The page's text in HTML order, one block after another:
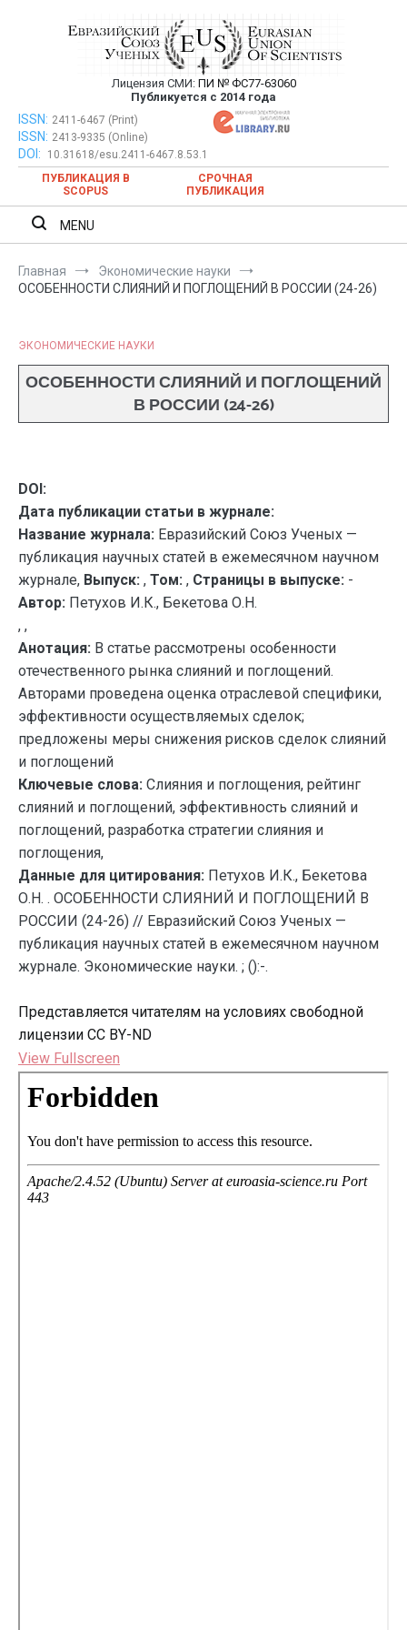
Евразийский Союз Ученых —
публикация научных статей в
ежемесячном научном журнале
Лицензия СМИ: ПИ № ФС77-63060
Публикуется с 2014 года
Евразийский Союз Ученых — публикация научных статей в
ежемесячном научном журнале
ISSN: 2411-6467 (Print)
ISSN: 2413-9335 (Online)
DOI:
10.31618/esu.2411-6467.8.53.1
ПУБЛИКАЦИЯ В
SCOPUS
СРОЧНАЯ
ПУБЛИКАЦИЯ
MENU
Главная
Экономические науки
ОСОБЕННОСТИ СЛИЯНИЙ И ПОГЛОЩЕНИЙ В РОССИИ (24-26)
ЭКОНОМИЧЕСКИЕ НАУКИ
ОСОБЕННОСТИ СЛИЯНИЙ И ПОГЛОЩЕНИЙ
В РОССИИ (24-26)
DOI:
Дата публикации статьи в журнале:
Название журнала: Евразийский Союз Ученых —
публикация научных статей в ежемесячном научном
журнале, Выпуск: , Том: , Страницы в выпуске: -
Автор: Петухов И.К., Бекетова О.Н.
, ,
Анотация: В статье рассмотрены особенности
отечественного рынка слияний и поглощений.
Авторами проведена оценка отраслевой специфики,
эффективности осуществляемых сделок;
предложены меры снижения рисков сделок слияний
и поглощений
Ключевые слова: Слияния и поглощения, рейтинг
слияний и поглощений, эффективность слияний и
поглощений, разработка стратегии слияния и
поглощения,
Данные для цитирования: Петухов И.К., Бекетова
О.Н. . ОСОБЕННОСТИ СЛИЯНИЙ И ПОГЛОЩЕНИЙ В
РОССИИ (24-26) // Евразийский Союз Ученых —
публикация научных статей в ежемесячном научном
журнале. Экономические науки. ; ():-.
Представляется читателям на условиях свободной
лицензии CC BY-ND
View Fullscreen
Перейти
содержимому